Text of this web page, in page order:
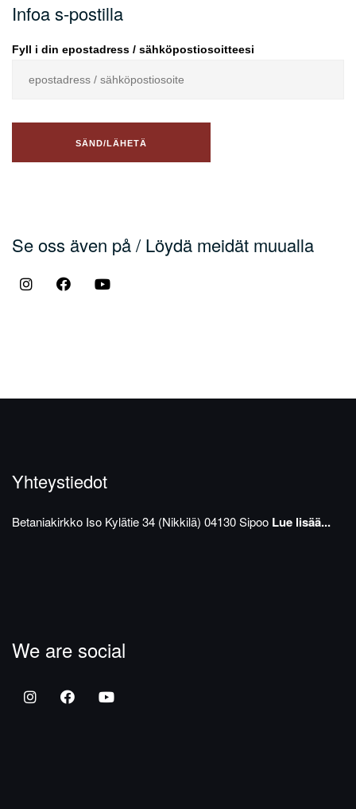
Infoa s-postilla
Fyll i din epostadress / sähköpostiosoitteesi
Se oss även på / Löydä meidät muualla
Yhteystiedot
Betaniakirkko Iso Kylätie 34 (Nikkilä) 04130 Sipoo Lue lisää...
We are social